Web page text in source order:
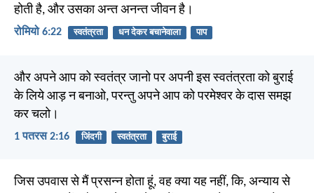
होती है, और उसका अन्त अनन्त जीवन है।
रोमियो 6:22 स्वतंत्रता धन देकर बचानेवाला पाप
और अपने आप को स्वतंत्र जानो पर अपनी इस स्वतंत्रता को बुराई
के लिये आड़ न बनाओ, परन्तु अपने आप को परमेश्वर के दास समझ
कर चलो।
1 पतरस 2:16 जिंदगी स्वतंत्रता बुराई
जिस उपवास से मैं प्रसन्न होता हूं, वह क्या यह नहीं, कि, अन्याय से